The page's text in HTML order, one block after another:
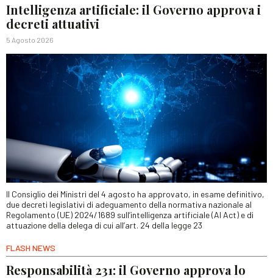
Intelligenza artificiale: il Governo approva i
decreti attuativi
5 Agosto 2026
Il Consiglio dei Ministri del 4 agosto ha approvato, in esame definitivo,
due decreti legislativi di adeguamento della normativa nazionale al
Regolamento (UE) 2024/1689 sull’intelligenza artificiale (AI Act) e di
attuazione della delega di cui all’art. 24 della legge 23
FLASH NEWS
Responsabilità 231: il Governo approva lo